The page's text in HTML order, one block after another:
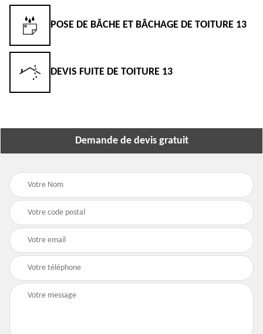
POSE DE BÂCHE ET BÂCHAGE DE TOITURE 13
DEVIS FUITE DE TOITURE 13
Demande de devis gratuit